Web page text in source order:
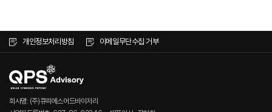
개인정보처리방침 이메일무단수집 거부
회사명: (주)큐피에스어드바이저리